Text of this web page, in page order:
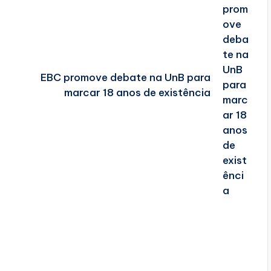
EBC promove debate na UnB para
marcar 18 anos de existência